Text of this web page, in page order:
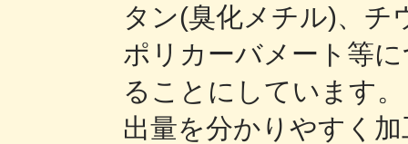
タン(臭化メチル)、チ
ポリカーバメート等
ることにしています
出量を分かりやすく